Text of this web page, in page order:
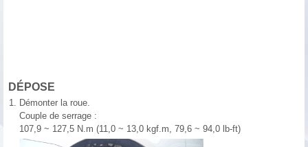
DÉPOSE
1. Démonter la roue.
Couple de serrage :
107,9 ~ 127,5 N.m (11,0 ~ 13,0 kgf.m, 79,6 ~ 94,0 lb-ft)